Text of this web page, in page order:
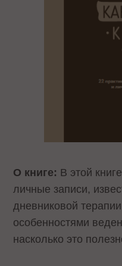
О книге: В этой
личные записи,
дневниковой
особенностями
насколько это